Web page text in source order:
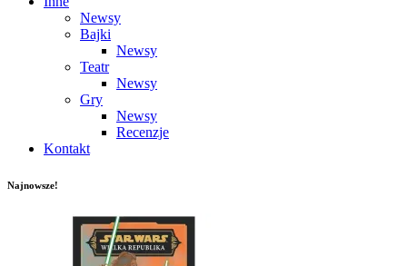
Newsy
Bajki
Newsy
Teatr
Newsy
Gry
Newsy
Recenzje
Kontakt
Najnowsze!